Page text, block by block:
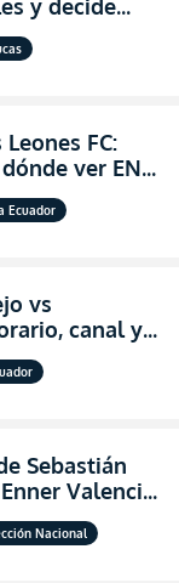
y decide
técnica
FC:
ver EN
de final de la
Ecuador
vs
canal y
los octavos
Ecuador
Sebastián
Valencia
el hombre
Nacional